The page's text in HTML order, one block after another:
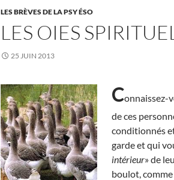
LES BRÈVES DE LA PSY ÉSO
LES OIES
25 JUIN 2013
Connaissez-
de ces
conditionnés
garde et qui
intérieur» de
boulot, comme